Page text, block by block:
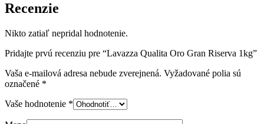
Recenzie
Nikto zatiaľ nepridal hodnotenie.
Pridajte prvú recenziu pre “Lavazza Qualita Oro Gran Riserva 1kg”
Vaša e-mailová adresa nebude zverejnená. Vyžadované polia sú
označené *
Vaše hodnotenie *